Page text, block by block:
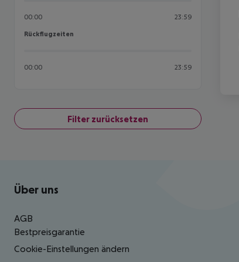
00:00 23:59
Rückflugzeiten
Rückflugzeiten
00:00 23:59
Filter zurücksetzen
Footer navigation
Über uns
AGB
Bestpreisgarantie
Cookie-Einstellungen ändern